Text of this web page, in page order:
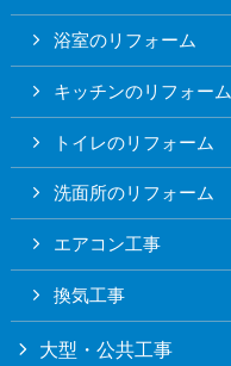
浴室のリフォーム
キッチンのリフォーム
トイレのリフォーム
洗面所のリフォーム
エアコン工事
換気工事
大型・公共工事